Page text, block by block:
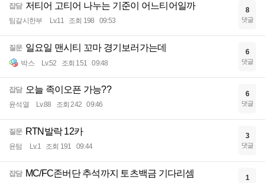
잡담 저티어 고티어 나누는 기준이 어느티어일까
팀갈시한부 Lv.11 조회 198 09:53
8
댓글
질문 일요일 맨시티 꼬마 경기보러가는데
박스 Lv.52 조회 151 09:48
6
댓글
잡담 오늘 족이오픈 가능??
윤석열 Lv.88 조회 242 09:46
6
댓글
질문 RTN발락 12카
윤텀 Lv.1 조회 191 09:44
3
댓글
잡담 MC/FC존버단 추석까지 토츠백금 기다리셈 1